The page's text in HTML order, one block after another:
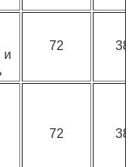
и
72
72